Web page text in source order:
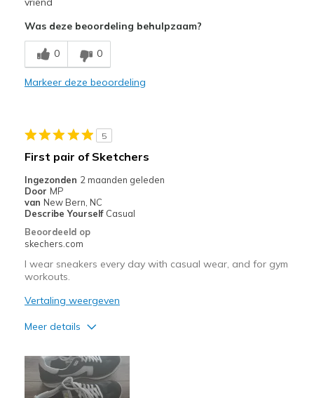
Comfortable
Beste toepassingen
Casual Wear
Sizing
View On Shoes
I'm Really Into Shoes
Was deze beoordeling behulpzaam?
0 0
Markeer deze beoordeling
5
First pair of Sketchers
Ingezonden 2 maanden geleden
Door MP
van New Bern, NC
Describe Yourself Casual
Beoordeeld op
skechers.com
I wear sneakers every day with casual wear, and for gym
workouts.
Vertaling weergeven
Meer details
Attractive Design